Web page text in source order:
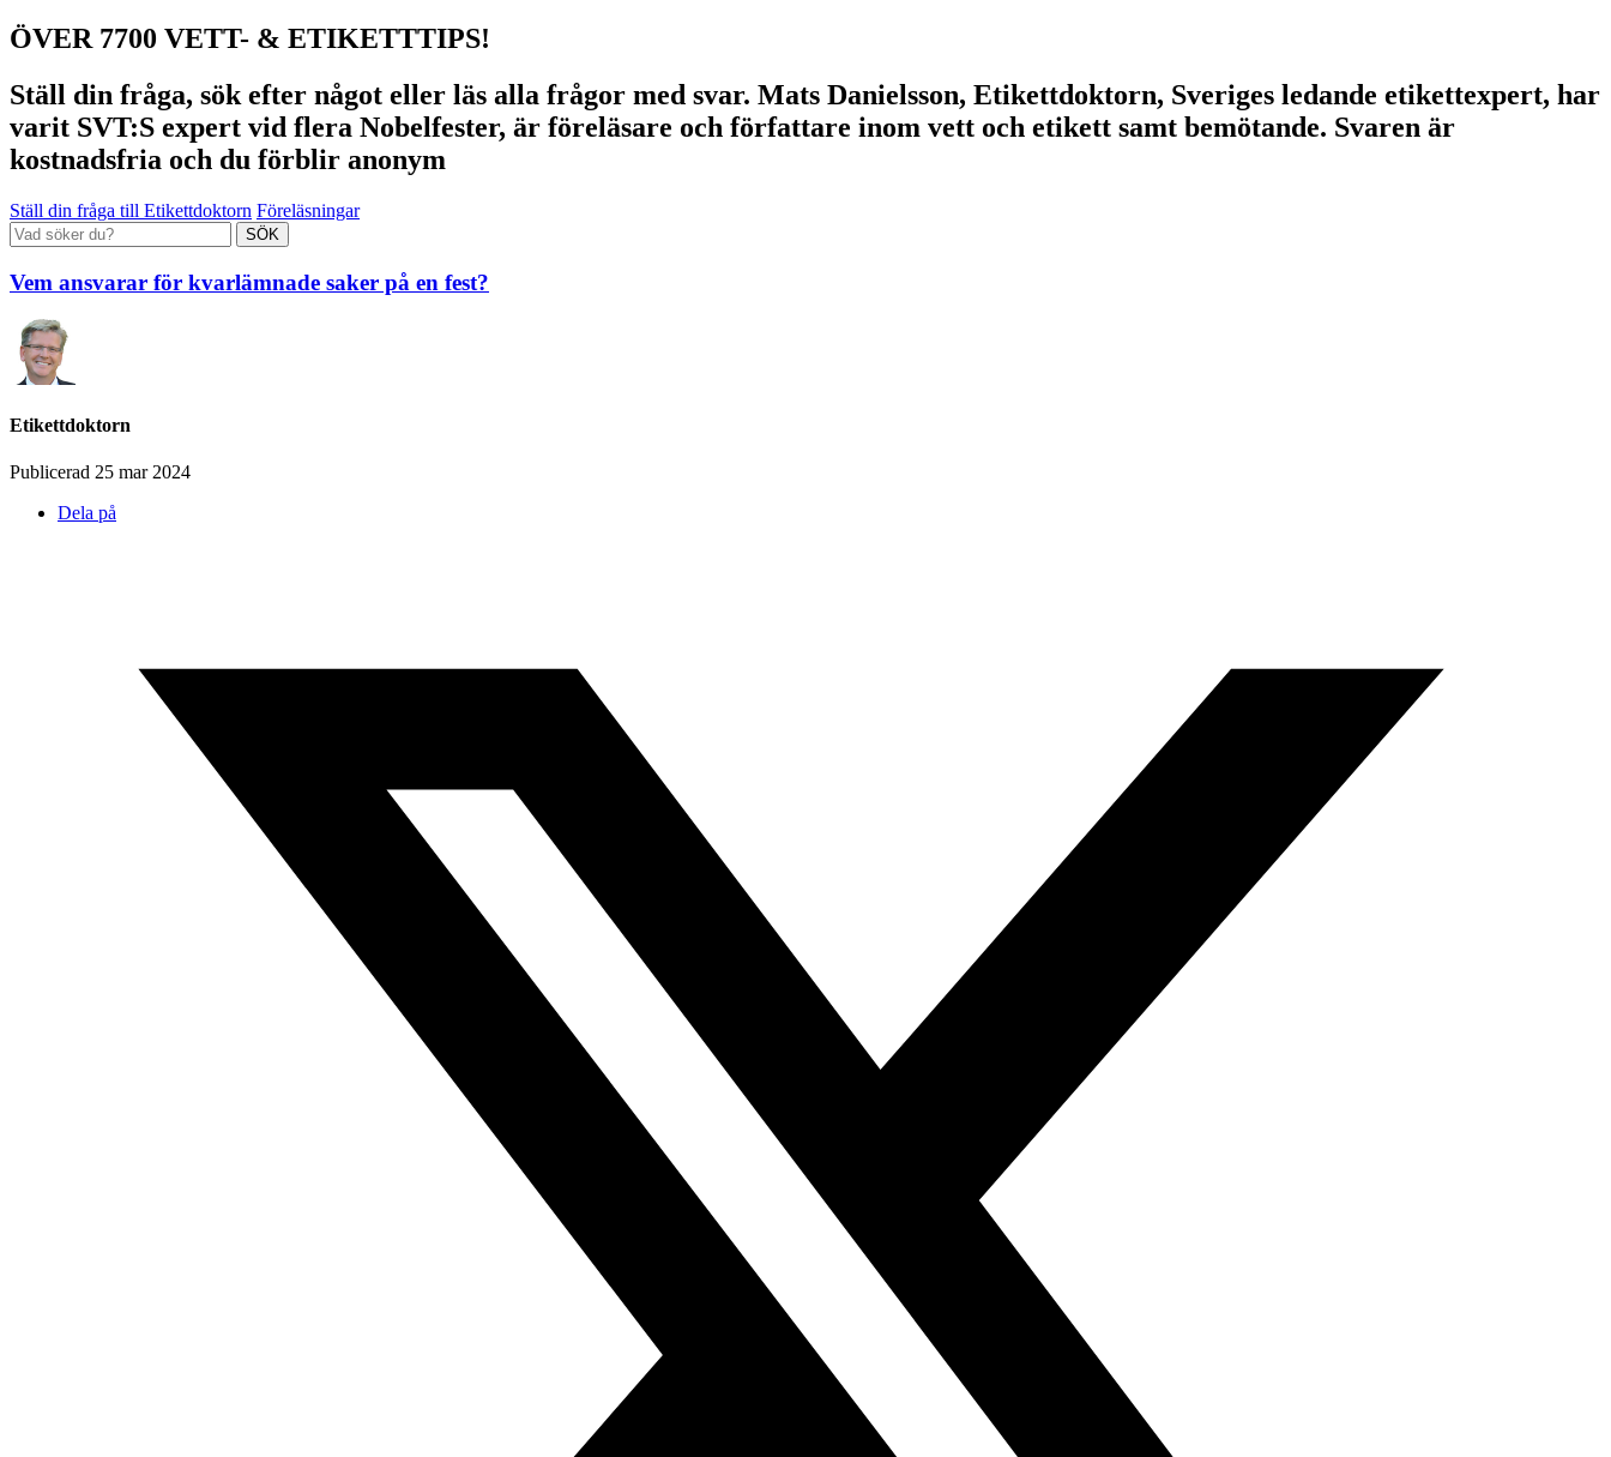
ÖVER 7700 VETT- & ETIKETTTIPS!
Ställ din fråga, sök efter något eller läs alla frågor med svar. Mats Danielsson, Etikettdoktorn, Sveriges ledande etikettexpert, har
varit SVT:S expert vid flera Nobelfester, är föreläsare och författare inom vett och etikett samt bemötande. Svaren är
kostnadsfria och du förblir anonym
Ställ din fråga till Etikettdoktorn Föreläsningar
Vem ansvarar för kvarlämnade saker på en fest?
Etikettdoktorn
Publicerad 25 mar 2024
Dela på